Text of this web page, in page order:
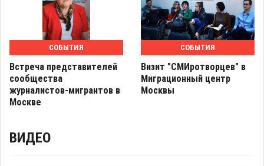
СОБЫТИЯ
Встреча представителей
сообщества
журналистов-мигрантов в
Москве
СОБЫТИЯ
Визит "СМИротворцев" в
Миграционный центр
Москвы
ВИДЕО